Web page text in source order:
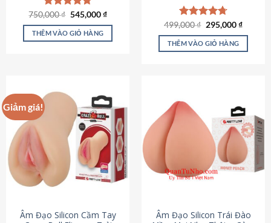
Được xếp
hạng4.70
5 sao
750,000₫ Giá
là:
750,000 ₫.
545,000₫Giá
tại
545,000 ₫.
THÊM VÀO GIỎ HÀNG
Được xếp
hạng4.75
5 sao
499,000₫ Giá
là:
499,000 ₫.
295,000₫Giá
tại
THÊM VÀO GIỎ HÀNG
Giảm giá!
Âm Đạo Silicon Cầm Tay
Âm Đạo Silicon Trái Đào